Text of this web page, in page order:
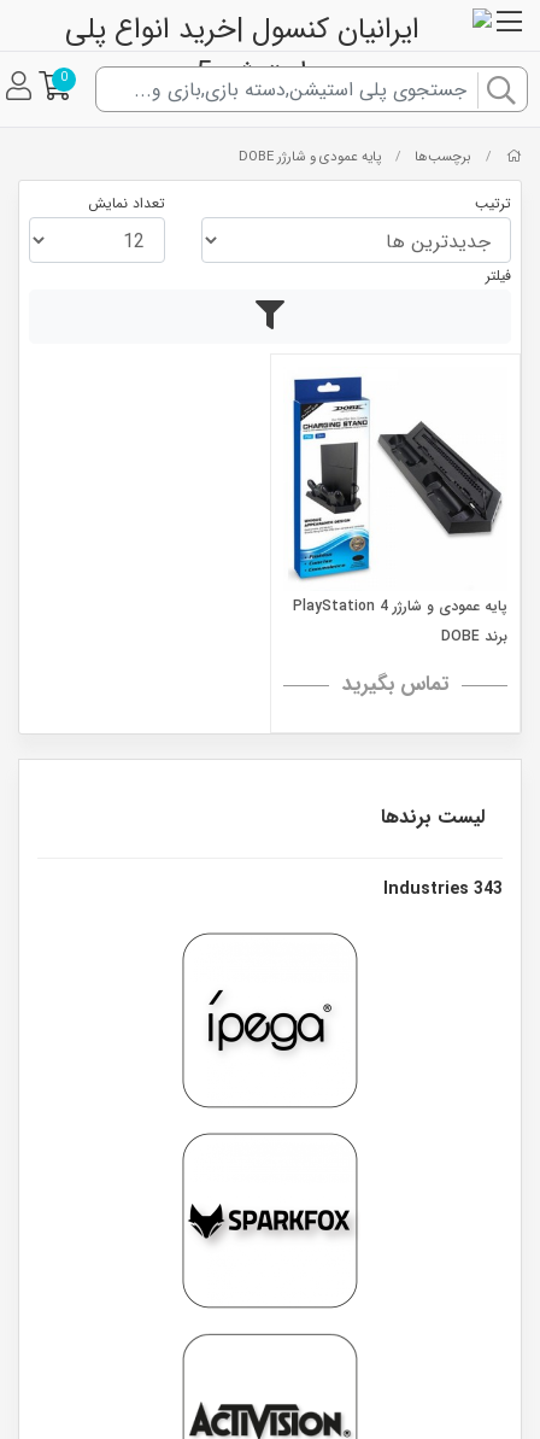
0
/ برچسب‌ها / پایه عمودی و شارژر DOBE
ترتیب تعداد نمایش
فیلتر
پایه عمودی و شارژر PlayStation 4
برند DOBE
تماس بگیرید
لیست برندها
343 Industries